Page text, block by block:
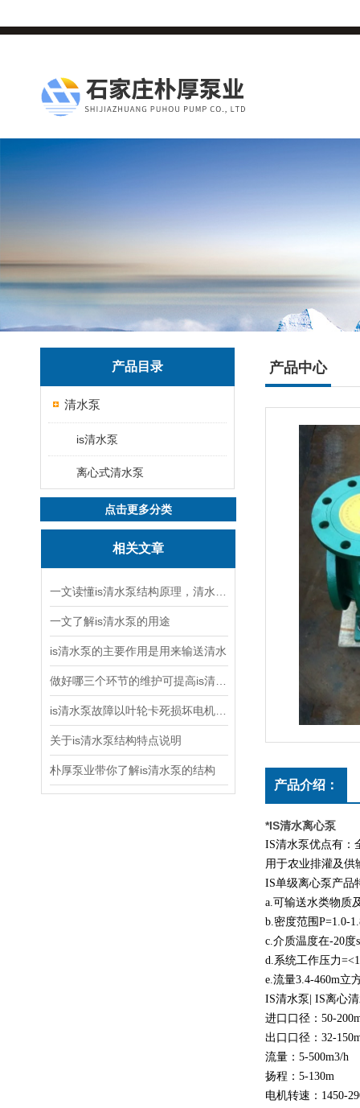
产品目录
清水泵
is清水泵
离心式清水泵
点击更多分类
相关文章
一文了解is清水泵的用途
is清水泵的主要作用是用来输送清水
关于is清水泵结构特点说明
朴厚泵业带你了解is清水泵的结构
产品中心
产品介绍：
*IS清水离心泵
IS清水泵优点有：
用于农业排灌及
IS单级离心泵产品
a.可输送水类物质
b.密度范围P=1.0-
c.介质温度在-20度
d.系统工作压力
e.流量3.4-460m立
IS清水泵| IS离心
进口口径：50-
出口口径：32-
流量：5-500m3/h
扬程：5-130m
电机转速：1450-